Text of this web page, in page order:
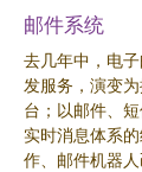
​邮件系统
去几年中，电
发服务，演变
台；以邮件、
实时消息体系
作、邮件机器